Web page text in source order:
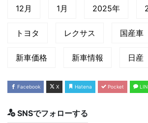
12月 1月 2025年
トヨタ レクサス 国産車
新車価格 新車情報 日産
Facebook X Hatena Pocket
SNSでフォローする